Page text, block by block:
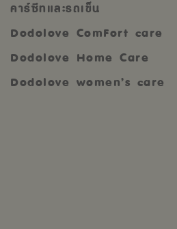
คาร์ซีทและรถเข็น
Dodolove ComFort care
Dodolove Home Care
Dodolove women’s care